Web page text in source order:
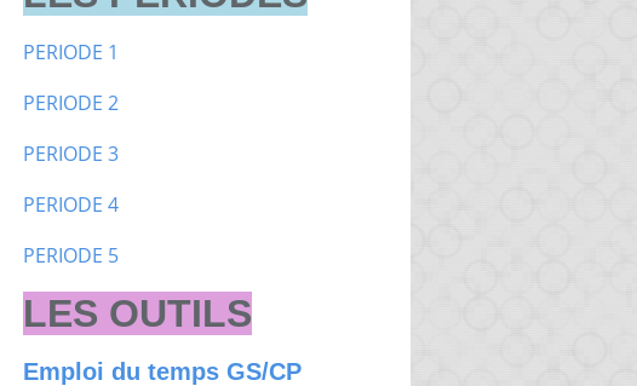
PERIODE 1
PERIODE 2
PERIODE 3
PERIODE 4
PERIODE 5
LES OUTILS
Emploi du temps GS/CP